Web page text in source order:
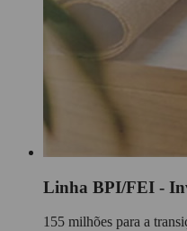
Linha BPI/FEI -
155 milhões para a